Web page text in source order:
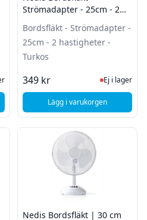
besök produktsidan för
4.0 Split Värmepump
Strömadapter - 25cm - 2
Bordsfläkt - Strömadapter -
25cm - 2 hastigheter -
Turkos
349 kr Ej i lager,
Ej i lager
Lägg i varukorgen
Nedis Bordsfläkt | 30 cm